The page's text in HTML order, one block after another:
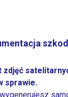
zdjęć
sprawie.